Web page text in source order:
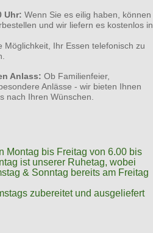
Uhr: Wenn Sie es eilig haben, können
und wir liefern es kostenlos in
Ihr Essen telefonisch zu
Anlass: Ob Familienfeier,
Anlässe - wir bieten Ihnen
nach Ihren Wünschen.
Montag bis Freitag von 6.00 bis
ist unserer Ruhetag, wobei
& Sonntag bereits am Freitag
zubereitet und ausgeliefert